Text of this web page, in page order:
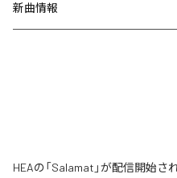
新曲情報
HEAの「Salamat」が配信開始